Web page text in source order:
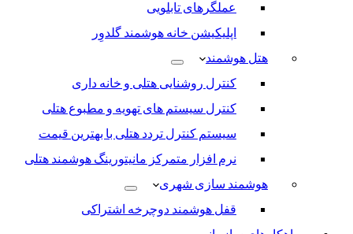
عملگرهای تابلویی
اپلیکیشن خانه هوشمند گلدوِر
هتل هوشمند
کنترل روشنایی هتلی و خانه داری
کنترل سیستم های تهویه و مطبوع هتلی
سیستم کنترل تردد هتلی با بهترین قیمت
نرم افزار متمرکز مانیتورینگ هوشمند هتلی
هوشمند سازی شهری
قفل هوشمند دوچرخه اشتراکی